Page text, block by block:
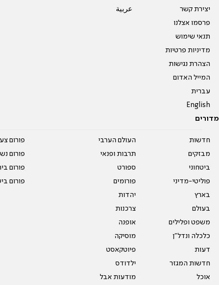
יצירת קשר
פרסמו אצלנו
תנאי שימוש
מדיניות פרטיות
הצהרת נגישות
המייל האדום
עברית
English
عربية
מדורים
חדשות
מבזקים
ביטחוני
פוליטי-מדיני
בארץ
בעולם
משפט ופלילים
כלכלה ונדל"ן
דעות
חדשות המגזר
אוכל
העולם הערבי
תרבות ופנאי
ספורט
פורומים
יהדות
צרכנות
אופנה
מוסיקה
פיוטקאסט
ילדודס
מודעות אבל
פורום
פורום
פורום
פורום